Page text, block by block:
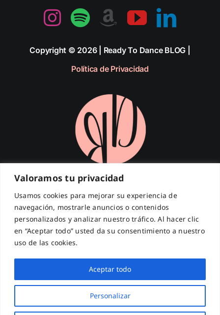
Valoramos tu privacidad
Usamos cookies para mejorar su experiencia de
navegación, mostrarle anuncios o contenidos
personalizados y analizar nuestro tráfico. Al hacer clic
en “Aceptar todo” usted da su consentimiento a nuestro
uso de las cookies.
Personalizar
Aceptar todo
Copyright © 2026 | Ready To Dance BLOG |
Política de Privacidad
¡Suscríbete a nuestra Newsletter!
Introduce tu email para recibir las últimas novedades.
Dirección
correo
electrónico
Envío de novedades, promociones y contenidos.
Legitimación:Tu consentimiento tras confirmar tu suscripción.
Derechos:Acceso, rectificación y supresión enviando un email a